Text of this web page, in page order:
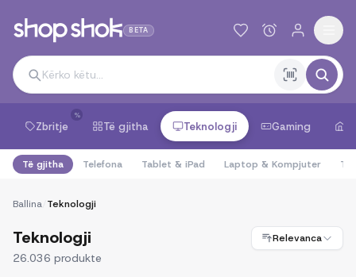
BETA
Zbritje
%
Të gjitha Teknologji Gaming
Të gjitha Telefona Tablet & iPad Laptop & Kompjuter
Ballina Teknologji
Teknologji
26.036 produkte
Relevanca